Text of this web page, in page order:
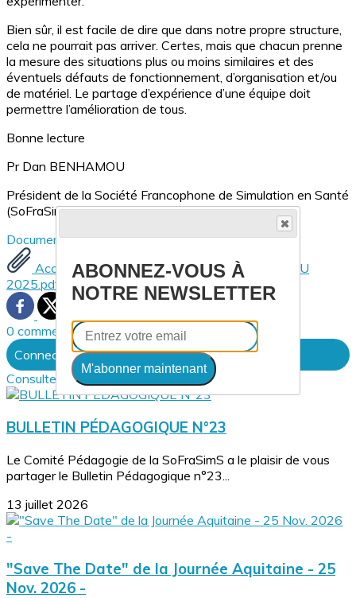
Bien sûr, il est facile de dire que dans notre propre structure,
cela ne pourrait pas arriver. Certes, mais que chacun prenne
la mesure des situations plus ou moins similaires et des
éventuels défauts de fonctionnement, d’organisation et/ou
de matériel. Le partage d’expérience d’une équipe doit
permettre l’amélioration de tous.
Bonne lecture
Pr Dan BENHAMOU
Président de la Société Francophone de Simulation en Santé
(SoFraSimS)
Documents
Accident de simulation avec Défibrillateur AFMU
2025.pdf
0 commentaire(s)
Connectez-vous pour laisser un commentaire
Consultez également
BULLETIN PÉDAGOGIQUE N°23
Le Comité Pédagogie de la SoFraSimS a le plaisir de vous
partager le Bulletin Pédagogique n°23...
13 juillet 2026
"Save The Date" de la Journée Aquitaine - 25
Nov. 2026 -
ABONNEZ-VOUS À
NOTRE NEWSLETTER
M'abonner maintenant